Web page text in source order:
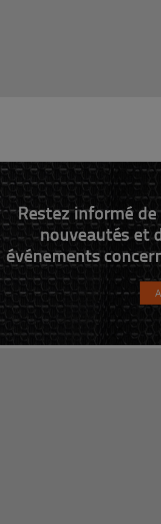
Restez informé
nouveautés et
événements